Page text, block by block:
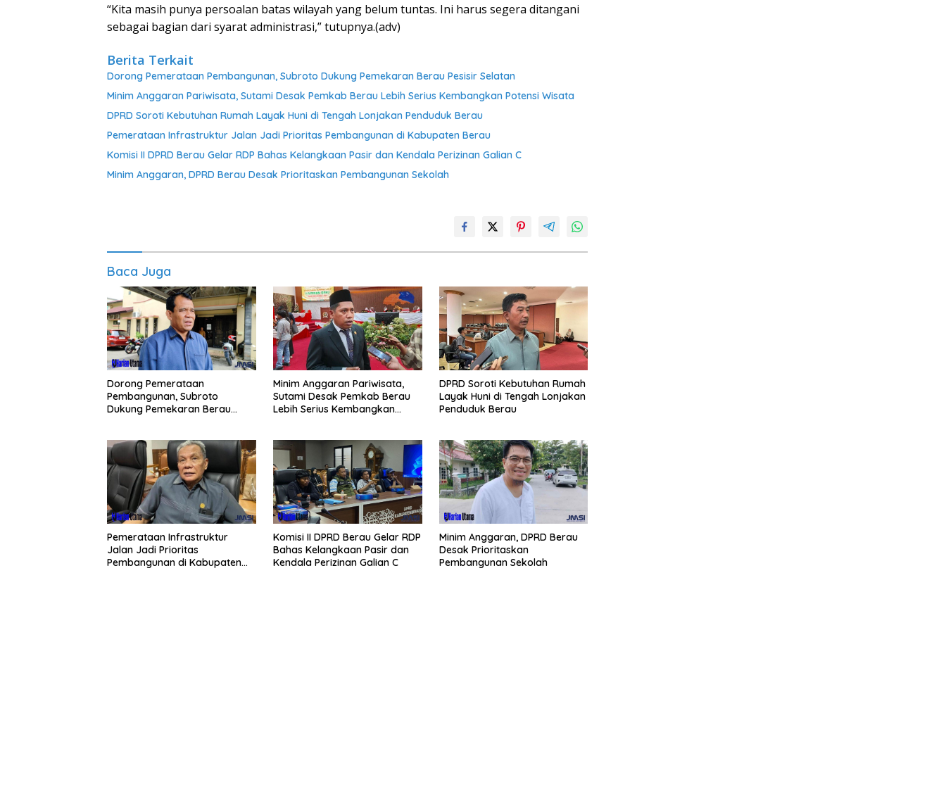
“Kita masih punya persoalan batas wilayah yang belum tuntas. Ini harus segera ditangani
sebagai bagian dari syarat administrasi,” tutupnya.(adv)
Berita Terkait
Dorong Pemerataan Pembangunan, Subroto Dukung Pemekaran Berau Pesisir Selatan
Minim Anggaran Pariwisata, Sutami Desak Pemkab Berau Lebih Serius Kembangkan Potensi Wisata
DPRD Soroti Kebutuhan Rumah Layak Huni di Tengah Lonjakan Penduduk Berau
Pemerataan Infrastruktur Jalan Jadi Prioritas Pembangunan di Kabupaten Berau
Komisi II DPRD Berau Gelar RDP Bahas Kelangkaan Pasir dan Kendala Perizinan Galian C
Minim Anggaran, DPRD Berau Desak Prioritaskan Pembangunan Sekolah
Baca Juga
Dorong Pemerataan
Pembangunan, Subroto
Dukung Pemekaran Berau
Minim Anggaran Pariwisata,
Sutami Desak Pemkab Berau
Lebih Serius Kembangkan
DPRD Soroti Kebutuhan Rumah
Layak Huni di Tengah Lonjakan
Penduduk Berau
Pemerataan Infrastruktur
Jalan Jadi Prioritas
Pembangunan di Kabupaten
Komisi II DPRD Berau Gelar RDP
Bahas Kelangkaan Pasir dan
Kendala Perizinan Galian C
Minim Anggaran, DPRD Berau
Desak Prioritaskan
Pembangunan Sekolah